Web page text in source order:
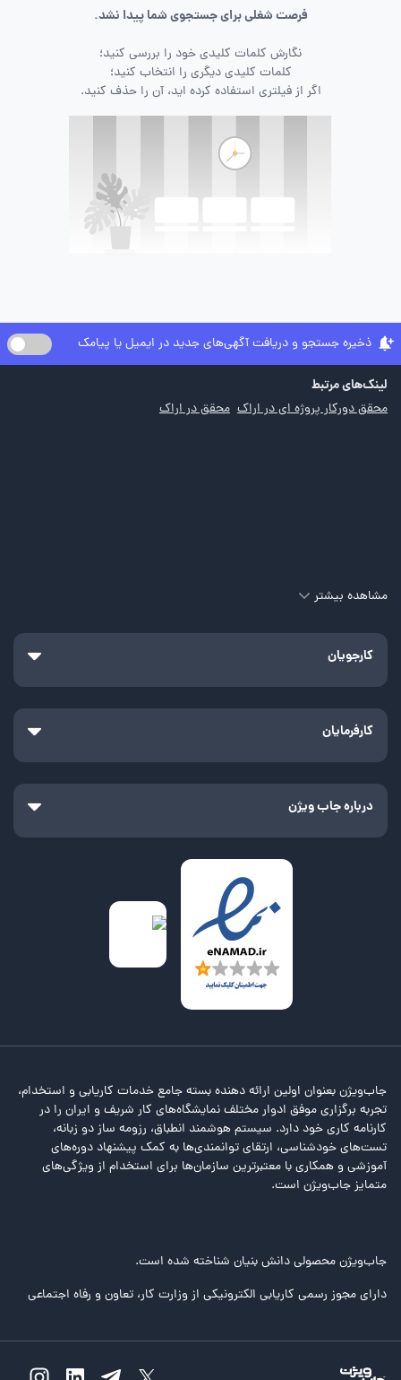
فرصت شغلی برای جستجوی شما پیدا نشد.
نگارش کلمات کلیدی خود را بررسی کنید؛
کلمات کلیدی دیگری را انتخاب کنید؛
اگر از فیلتری استفاده کرده اید، آن را حذف کنید.
ذخیره جستجو و دریافت آگهی‌های جدید در ایمیل یا پیامک
لینک‌های مرتبط
محقق دورکار پروژه ای در اراک محقق در اراک
مشاهده بیشتر
کارجویان
کارفرمایان
درباره جاب ویژن
جاب‌ویژن بعنوان اولین ارائه دهنده بسته جامع خدمات کاریابی و استخدام،
تجربه برگزاری موفق ادوار مختلف نمایشگاه‌های کار شریف و ایران را در
کارنامه کاری خود دارد. سیستم هوشمند انطباق، رزومه ساز دو زبانه،
تست‌های خودشناسی، ارتقای توانمندی‌ها به کمک پیشنهاد دوره‌های
آموزشی و همکاری با معتبرترین سازمان‌ها برای استخدام از ویژگی‌های
متمایز جاب‌ویژن است.
جاب‌ویژن محصولی دانش بنیان شناخته شده است.
دارای مجوز رسمی کاریابی الکترونیکی از وزارت کار، تعاون و رفاه اجتماعی